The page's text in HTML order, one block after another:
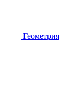
Геометрия